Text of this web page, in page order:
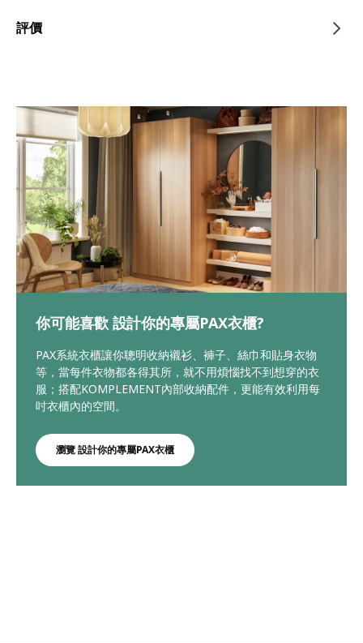
評價
你可能喜歡 設計你的專屬PAX衣櫃?
PAX系統衣櫃讓你聰明收納襯衫、褲子、絲巾和貼身衣物
等，當每件衣物都各得其所，就不用煩惱找不到想穿的衣
服；搭配KOMPLEMENT內部收納配件，更能有效利用每
吋衣櫃內的空間。
瀏覽 設計你的專屬PAX衣櫃